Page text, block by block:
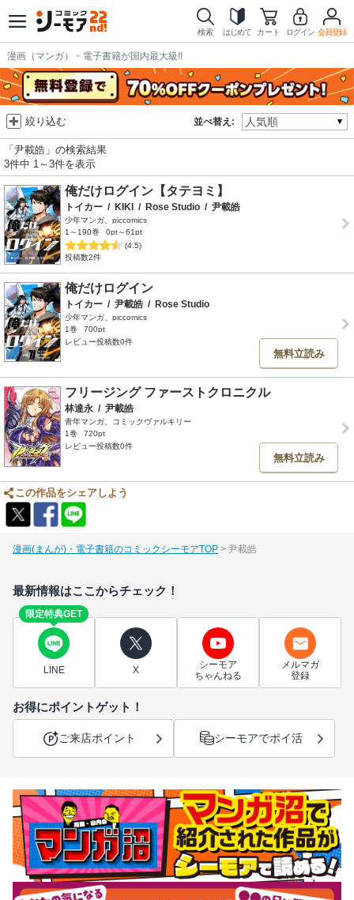
検索 はじめて カート ログイン 会員登録
漫画（マンガ）・電子書籍が国内最大級!!
並べ替え:
絞り込む
「尹載皓」の検索結果
3件中 1～3件を表示
俺だけログイン【タテヨミ】
トイカー / KIKI / Rose Studio / 尹載皓
少年マンガ、piccomics
1～190巻
0pt～61pt
(4.5)
投稿数2件
俺だけログイン
トイカー / 尹載皓 / Rose Studio
少年マンガ、piccomics
1巻
700pt
レビュー投稿数0件
無料立読み
フリージング ファーストクロニクル
林達永 / 尹載皓
青年マンガ、コミックヴァルキリー
1巻
720pt
レビュー投稿数0件
無料立読み
この作品をシェアしよう
漫画(まんが)・電子書籍のコミックシーモアTOP 尹載皓
最新情報はここからチェック！
限定特典GET
LINE X
シーモア
ちゃんねる
メルマガ
登録
お得にポイントゲット！
ご来店ポイント シーモアでポイ活